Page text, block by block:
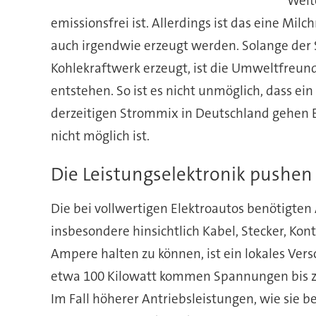
emissionsfrei ist. Allerdings ist das eine
auch irgendwie erzeugt werden. Solange
Kohlekraftwerk erzeugt, ist die
entstehen. So ist es nicht unmöglich, dass
derzeitigen Strommix in Deutschland gehen
nicht möglich ist.
Die Leistungselektronik pushen
Die bei vollwertigen Elektroautos
insbesondere hinsichtlich Kabel, Stecker,
Ampere halten zu können, ist ein lokales
etwa 100 Kilowatt kommen Spannungen bis
Im Fall höherer Antriebsleistungen, wie sie